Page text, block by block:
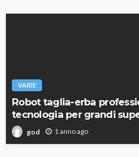
VARIE
Robot taglia-erba
tecnologia per grandi
god 1 anno ago